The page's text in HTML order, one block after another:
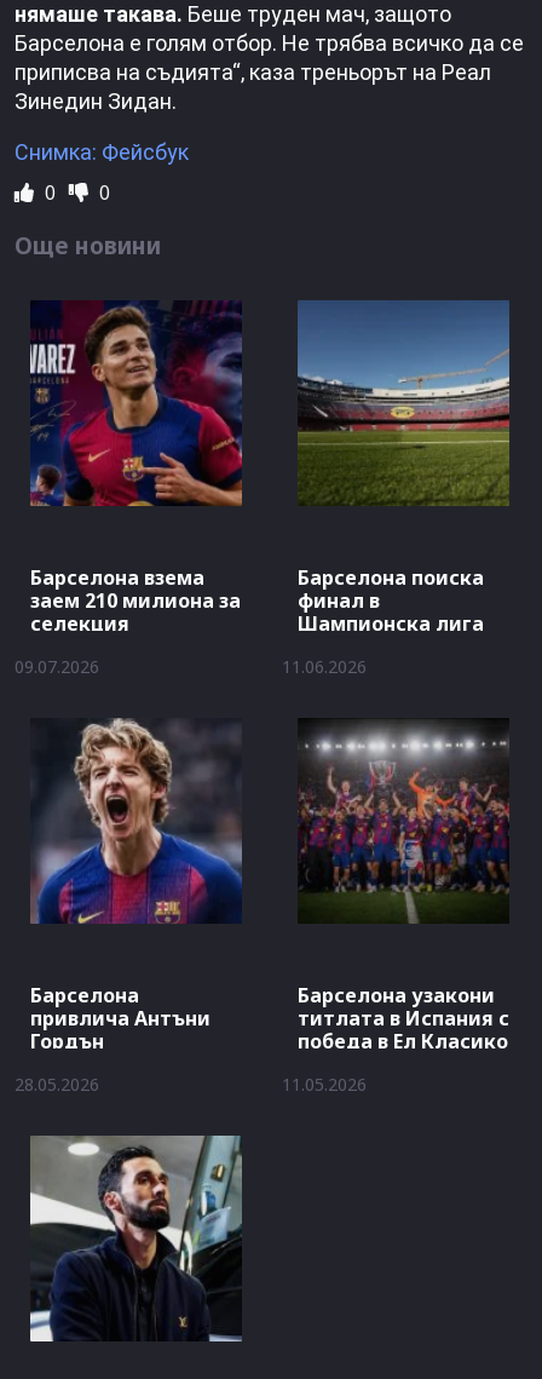
нямаше такава. Беше труден мач, защото
Барселона е голям отбор. Не трябва всичко да се
приписва на съдията“, каза треньорът на Реал
Зинедин Зидан.
Снимка: Фейсбук
0 0
Още новини
Барселона взема
заем 210 милиона за
селекция
09.07.2026
Барселона поиска
финал в
Шампионска лига
11.06.2026
Барселона
привлича Антъни
Гордън
28.05.2026
Барселона узакони
титлата в Испания с
победа в Ел Класико
11.05.2026